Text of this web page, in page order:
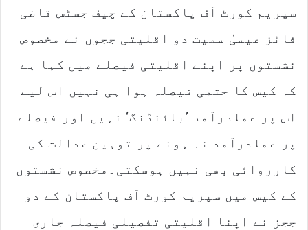
e
m
i
سپریم کورٹ آف پاکستان کے چیف جسٹس قاضی
فائز عیسیٰ سمیت دو اقلیتی ججوں نے مخصوص
نشستوں پر اپنے اقلیتی فیصلے میں کہا ہے
کہ کیس کا حتمی فیصلہ ہوا ہی نہیں اس لیے
اس پر عملدرآمد ’بائنڈنگ‘ نہیں اور فیصلے
پر عملدرآمد نہ ہونے پر توہین عدالت کی
کارروائی بھی نہیں ہوسکتی۔مخصوص نشستوں
کے کیس میں سپریم کورٹ آف پاکستان کے دو
ججز نے اپنا اقلیتی تفصیلی فیصلہ جاری